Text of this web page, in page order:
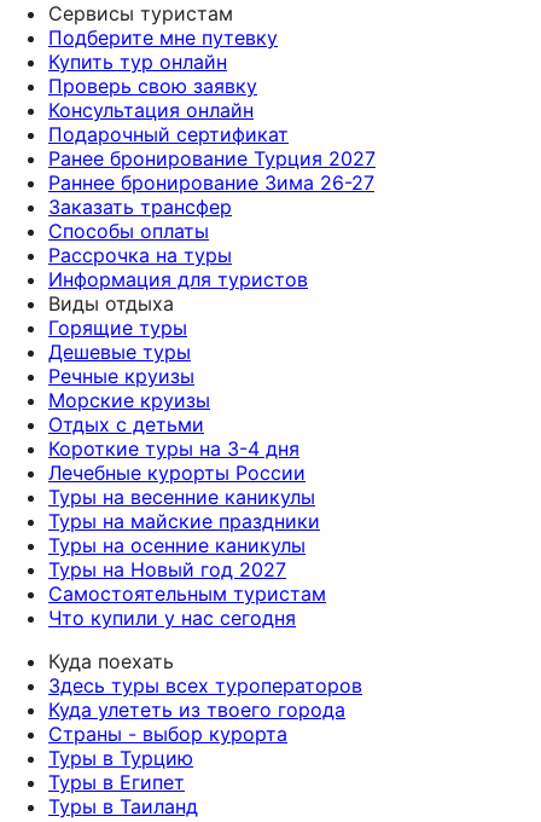
Сервисы туристам
Подберите мне путевку
Купить тур онлайн
Проверь свою заявку
Консультация онлайн
Подарочный сертификат
Ранее бронирование Турция 2027
Раннее бронирование Зима 26-27
Заказать трансфер
Способы оплаты
Рассрочка на туры
Информация для туристов
Виды отдыха
Горящие туры
Дешевые туры
Речные круизы
Морские круизы
Отдых с детьми
Короткие туры на 3-4 дня
Лечебные курорты России
Туры на весенние каникулы
Туры на майские праздники
Туры на осенние каникулы
Туры на Новый год 2027
Самостоятельным туристам
Что купили у нас сегодня
Куда поехать
Здесь туры всех туроператоров
Куда улететь из твоего города
Страны - выбор курорта
Туры в Турцию
Туры в Египет
Туры в Таиланд